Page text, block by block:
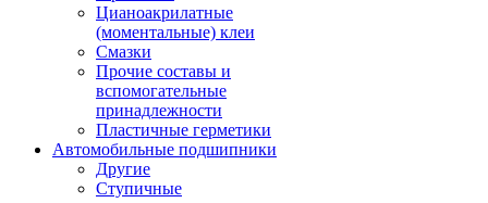
Цианоакрилатные
(моментальные) клеи
Смазки
Прочие составы и
вспомогательные
принадлежности
Пластичные герметики
Автомобильные подшипники
Другие
Ступичные